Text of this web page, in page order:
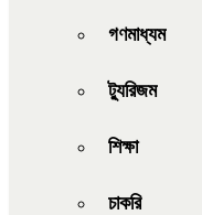
গণমাধ্যম
ট্যুরিজম
শিক্ষা
চাকরি